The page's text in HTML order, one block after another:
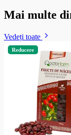
Mai multe
Vedeți toate
Reducere